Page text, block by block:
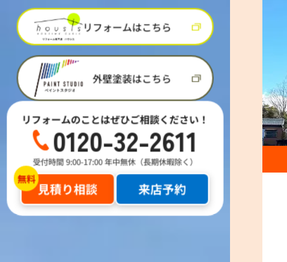
リフォームはこちら
外壁塗装はこちら
リフォームのことはぜひご相談ください！
0120-32-2611
受付時間 9:00-17:00 年中無休（長期休暇除く）
見積り相談 来店予約